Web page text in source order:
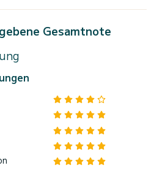
Gesamtnote